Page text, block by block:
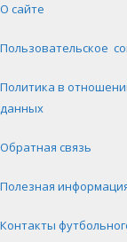
О сайте
Пользовательское
Политика в
данных
Обратная связь
Полезная
Контакты